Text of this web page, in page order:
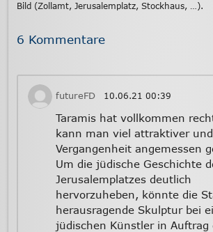
Bild (Zollamt, Jerusalemplatz, Stockhaus, …).
6 Kommentare
futureFD 10.06.21 00:39
Taramis hat vollkommen
kann man viel attraktiver
Vergangenheit angemessen
Um die jüdische Geschichte
Jerusalemplatzes deutlich
hervorzuheben, könnte die
herausragende Skulptur bei
jüdischen Künstler in Auftrag